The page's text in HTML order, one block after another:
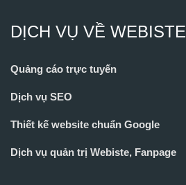
DỊCH VỤ VỀ WEBISTE
Quảng cáo trực tuyến
Dịch vụ SEO
Thiết kế website chuẩn Google
Dịch vụ quản trị Webiste, Fanpage